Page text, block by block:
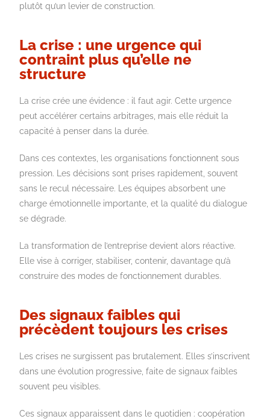
plutôt qu’un levier de construction.
La crise : une urgence qui
contraint plus qu’elle ne
structure
La crise crée une évidence : il faut agir. Cette urgence
peut accélérer certains arbitrages, mais elle réduit la
capacité à penser dans la durée.
Dans ces contextes, les organisations fonctionnent sous
pression. Les décisions sont prises rapidement, souvent
sans le recul nécessaire. Les équipes absorbent une
charge émotionnelle importante, et la qualité du dialogue
se dégrade.
La transformation de l’entreprise devient alors réactive.
Elle vise à corriger, stabiliser, contenir, davantage qu’à
construire des modes de fonctionnement durables.
Des signaux faibles qui
précèdent toujours les crises
Les crises ne surgissent pas brutalement. Elles s’inscrivent
dans une évolution progressive, faite de signaux faibles
souvent peu visibles.
Ces signaux apparaissent dans le quotidien : coopération